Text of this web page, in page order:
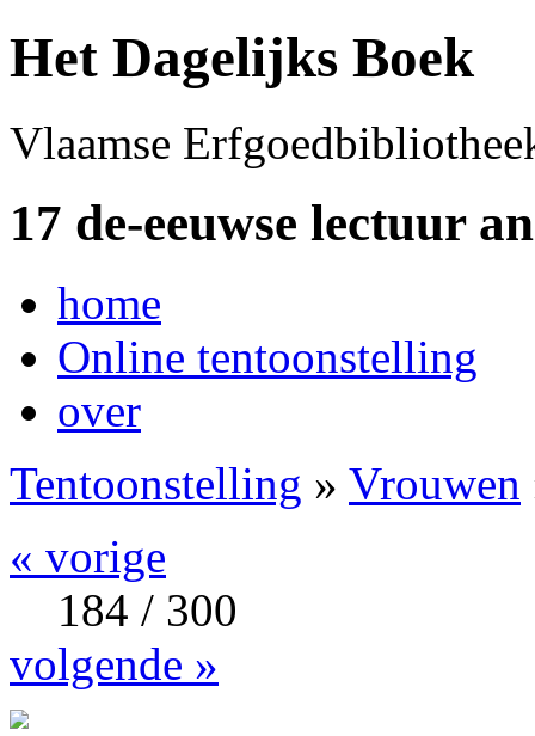
Het Dagelijks Boek
Vlaamse
17 de-eeuwse lectuur
home
Online tentoonstelling
over
Tentoonstelling » Vrouwen
« vorige
184 / 300
volgende »